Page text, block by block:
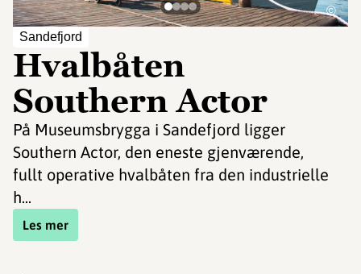
Sandefjord
Hvalbåten
Southern Actor
På Museumsbrygga i Sandefjord ligger
Southern Actor, den eneste gjenværende,
fullt operative hvalbåten fra den industrielle
h...
Les mer
©